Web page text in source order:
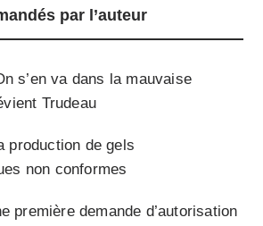
par l’auteur
s’en va dans la mauvaise
Trudeau
production de gels
non conformes
première demande d’autorisation